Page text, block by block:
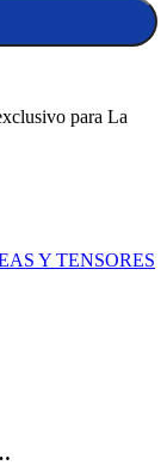
para La
Y TENSORES